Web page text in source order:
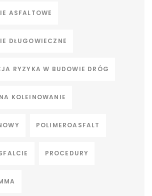
ASFALTOWE
DŁUGOWIECZNE
RYZYKA W BUDOWIE DRÓG
KOLEINOWANIE
POLIMEROASFALT
PROCEDURY